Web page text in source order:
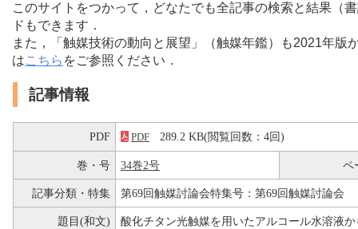
このサイトをつかって，どなたでも全記事の検索と結果（
ドもできます．
また，「触媒技術の動向と展望」（触媒年鑑）も2021年
はこちら をご参照ください．
記事情報
PDF PDF 289.2 KB(閲覧回数：4回)
巻・号 34巻2号 ペ
記事分類・特集 第69回触媒討論会特集号：第69回触媒討論会
題目(和文) 酸化チタン光触媒を用いたアルコール水溶液